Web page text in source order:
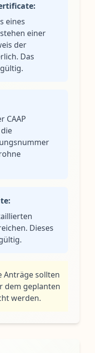
eines
einer
der
Das
gültig.
CAAP
Dieses
Anträge sollten
dem geplanten
werden.